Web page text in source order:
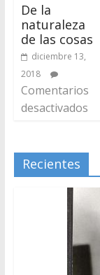
De la
naturaleza
de las cosas
diciembre 13,
2018
Comentarios
desactivados
Recientes